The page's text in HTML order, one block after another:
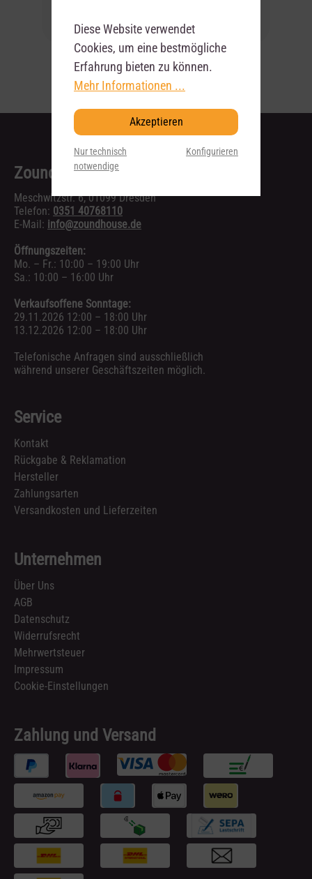
Lieferbar
Zoundhouse Dresden
Meschwitzstr. 6, 01099 Dresden
Telefon: 0351 40768110
E-Mail: info@zoundhouse.de
Öffnungszeiten:
Mo. – Fr.: 10:00 – 19:00 Uhr
Sa.: 10:00 – 16:00 Uhr
Verkaufsoffene Sonntage:
29.11.2026 12:00 – 18:00 Uhr
13.12.2026 12:00 – 18:00 Uhr
Telefonische Anfragen sind ausschließlich
während unserer Geschäftszeiten möglich.
Service
Kontakt
Rückgabe & Reklamation
Hersteller
Zahlungsarten
Versandkosten und Lieferzeiten
Unternehmen
Über Uns
AGB
Datenschutz
Widerrufsrecht
Mehrwertsteuer
Impressum
Cookie-Einstellungen
Zahlung und Versand
Diese Website verwendet
Cookies, um eine bestmögliche
Erfahrung bieten zu können.
Mehr Informationen ...
Akzeptieren
Nur technisch
notwendige
Konfigurieren